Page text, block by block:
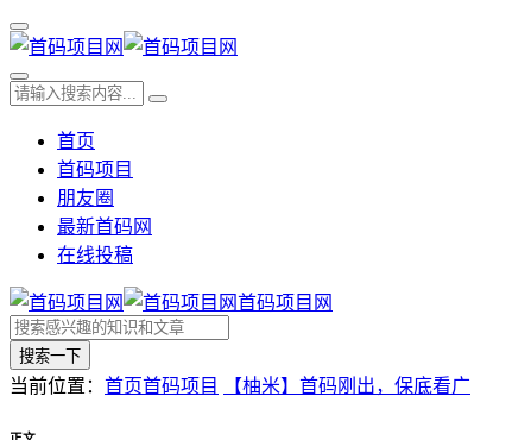
首页
首码项目
朋友圈
最新首码网
在线投稿
首码项目网
搜索一下
当前位置： 首页首码项目 【柚米】首码刚出，保底看广